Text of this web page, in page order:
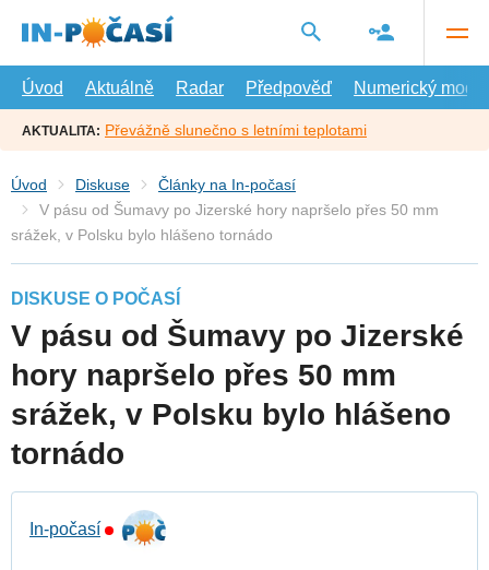
hlavní
Úvod
Aktuálně Radar Předpověď Numerický model
AKTUALITA: Převážně slunečno s letními teplotami
Úvod Diskuse
Články na In-počasí
V pásu od Šumavy po Jizerské hory napršelo přes 50 mm
srážek, v Polsku bylo hlášeno tornádo
DISKUSE O POČASÍ
V pásu od Šumavy po Jizerské
hory napršelo přes 50 mm
srážek, v Polsku bylo hlášeno
tornádo
In-počasí